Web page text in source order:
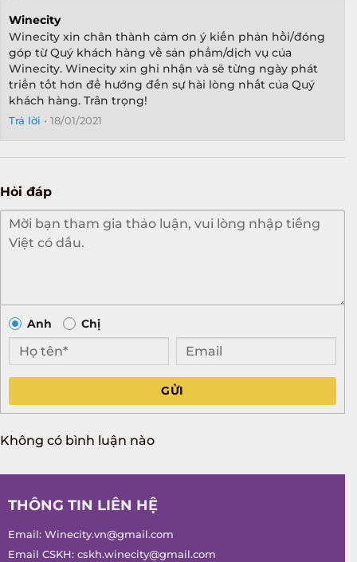
Winecity
Winecity xin chân thành cảm ơn ý kiến phản hồi/đóng
góp từ Quý khách hàng về sản phẩm/dịch vụ của
Winecity. Winecity xin ghi nhận và sẽ từng ngày phát
triển tốt hơn để hướng đến sự hài lòng nhất của Quý
khách hàng. Trân trọng!
Trả lời • 18/01/2021
Hỏi đáp
Anh Chị
GỬI
Không có bình luận nào
THÔNG TIN LIÊN HỆ
Email: Winecity.vn@gmail.com
Email CSKH: cskh.winecity@gmail.com